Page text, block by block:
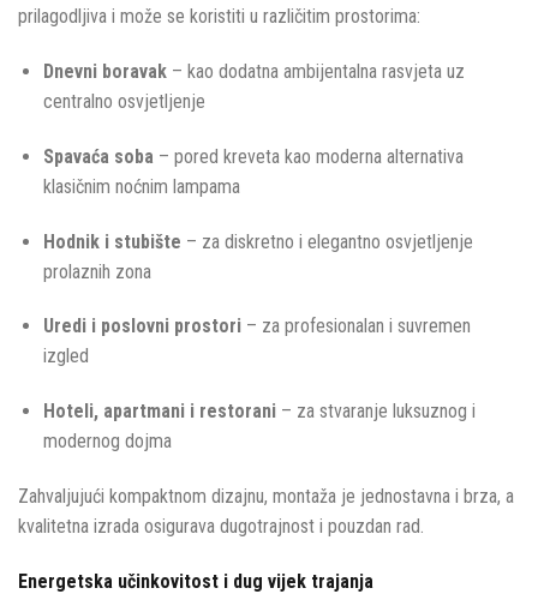
prilagodljiva i može se koristiti u različitim prostorima:
Dnevni boravak– kao dodatna ambijentalna rasvjeta uz
centralno osvjetljenje
Spavaća soba – pored kreveta kao moderna alternativa
klasičnim noćnim lampama
Hodnik i stubište – za diskretno i elegantno osvjetljenje
prolaznih zona
Uredi i poslovni prostori– za profesionalan i suvremen
izgled
Hoteli, apartmani i restorani– za stvaranje luksuznog i
modernog dojma
Zahvaljujući kompaktnom dizajnu, montaža je jednostavna i brza, a
kvalitetna izrada osigurava dugotrajnost i pouzdan rad.
Energetska učinkovitost i dug vijek trajanja